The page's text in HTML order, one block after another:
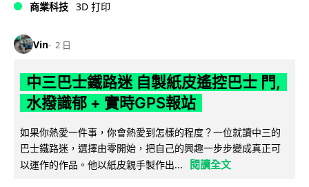
商業科技 3D 打印
Vin 2 日
中三巴士鐵路迷 自製紙皮遙控巴士 門,
水撥識郁 + 實時GPS報站
如果你熱愛一件事，你會熱愛到怎樣的程度？一位就讀中三的
巴士鐵路迷，選擇由零開始，把自己的興趣一步步變成真正可
以運作的作品。他以紙皮親手製作出...
閱讀全文